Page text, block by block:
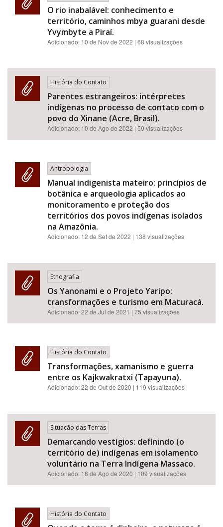
BUSCAR
O rio inabalável: conhecimento e
território, caminhos mbya guarani desde
Yvymbyte a Piraí.
Adicionado: 10 de Nov de 2022 | 68 visualizações
História do Contato
Parentes estrangeiros: intérpretes
indígenas no processo de contato com o
povo do Xinane (Acre, Brasil).
Adicionado: 10 de Ago de 2022 | 59 visualizações
Antropologia
Manual indigenista mateiro: princípios de
botânica e arqueologia aplicados ao
monitoramento e proteção dos
territórios dos povos indígenas isolados
na Amazônia.
Adicionado: 12 de Set de 2022 | 138 visualizações
Etnografia
Os Yanonami e o Projeto Yaripo:
transformações e turismo em Maturacá.
Adicionado:22 de Jul de 2021 | 75 visualizações
História do Contato
Transformações, xamanismo e guerra
entre os Kajkwakratxi (Tapayuna).
Adicionado:22 de Out de 2020 | 119 visualizações
Situação das Terras
Demarcando vestígios: definindo (o
território de) indígenas em isolamento
voluntário na Terra Indígena Massaco.
Adicionado: 18 de Ago de 2020 | 109 visualizações
História do Contato